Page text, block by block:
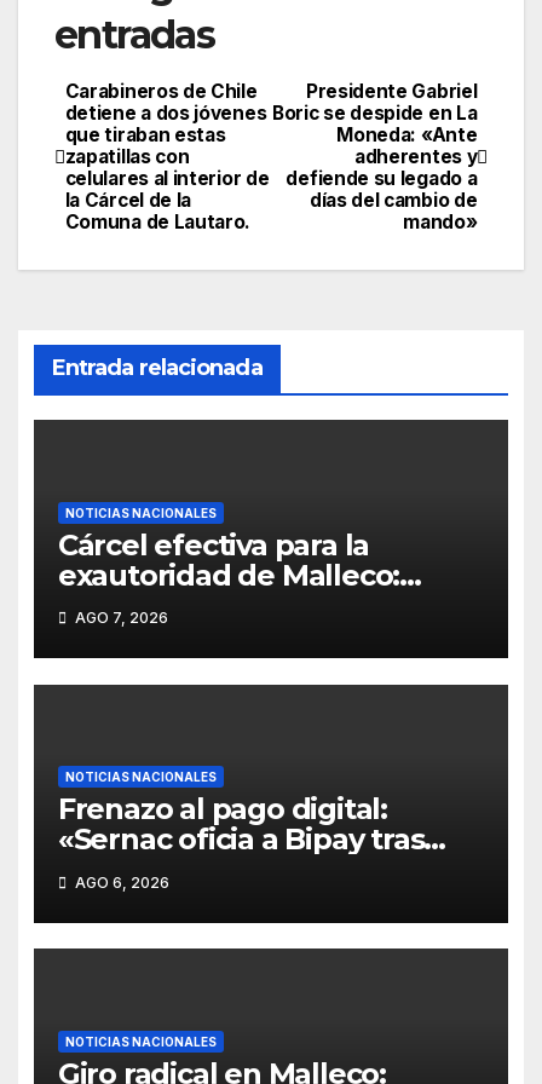
entradas
Presidente Gabriel
Boric se despide en La
Moneda: «Ante
adherentes y
defiende su legado a
días del cambio de
mando»
Carabineros de Chile
detiene a dos jóvenes
que tiraban estas
zapatillas con
celulares al interior de
la Cárcel de la
Comuna de Lautaro.
Entrada relacionada
NOTICIAS NACIONALES
Cárcel efectiva para la
exautoridad de Malleco:
«Exalcalde de Renaico Juan
Carlos Reinao es condenado a
15 años de presidio por delitos
sexuales».
AGO 7, 2026
NOTICIAS NACIONALES
Frenazo al pago digital:
«Sernac oficia a Bipay tras
acumular cerca de 200
reclamos por clonaciones y
cobros dobles en Temuco y
Antofagasta».
AGO 6, 2026
NOTICIAS NACIONALES
Giro radical en Malleco: